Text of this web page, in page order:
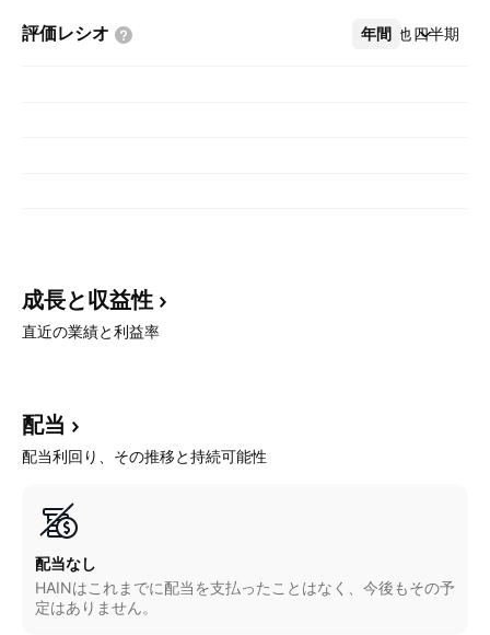
評価レシオ 年間 四半期
その他
成長と収益性
直近の業績と利益率
配当
配当利回り、その推移と持続可能性
配当なし
HAINはこれまでに配当を支払ったことはなく、今後もその予
定はありません。